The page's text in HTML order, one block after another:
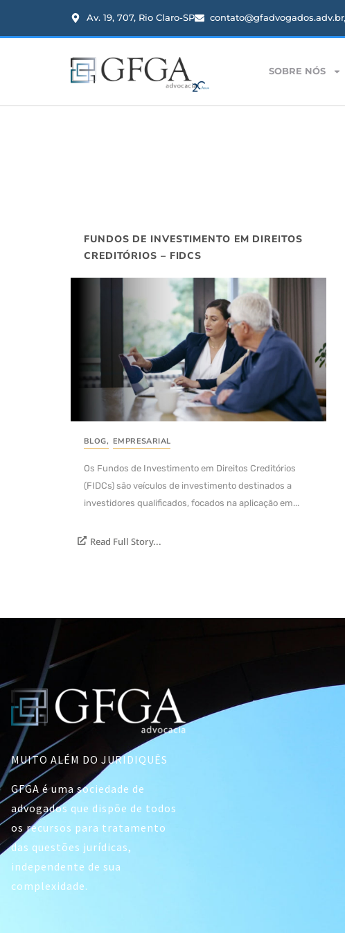
Av. 19, 707, Rio Claro-SP contato@gfadvogados.adv.br
SOBRE NÓS
FUNDOS DE INVESTIMENTO EM DIREITOS
CREDITÓRIOS – FIDCS
BLOG, EMPRESARIAL
Os Fundos de Investimento em Direitos Creditórios
(FIDCs) são veículos de investimento destinados a
investidores qualificados, focados na aplicação em...
Read Full Story...
MUITO ALÉM DO JURIDIQUÊS
GFGA é uma sociedade de
advogados que dispõe de todos
os recursos para tratamento
das questões jurídicas,
independente de sua
complexidade.